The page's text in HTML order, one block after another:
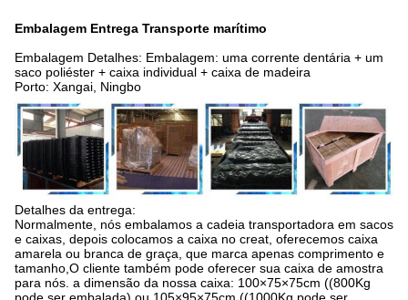
Embalagem Entrega Transporte marítimo
Embalagem Detalhes: Embalagem: uma corrente dentária + um
saco poliéster + caixa individual + caixa de madeira
Porto: Xangai, Ningbo
Detalhes da entrega:
Normalmente, nós embalamos a cadeia transportadora em sacos
e caixas, depois colocamos a caixa no creat, oferecemos caixa
amarela ou branca de graça, que marca apenas comprimento e
tamanho,O cliente também pode oferecer sua caixa de amostra
para nós. a dimensão da nossa caixa: 100×75×75cm ((800Kg